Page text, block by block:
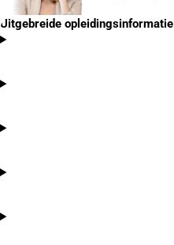
Uitgebreide opleidingsinformatie